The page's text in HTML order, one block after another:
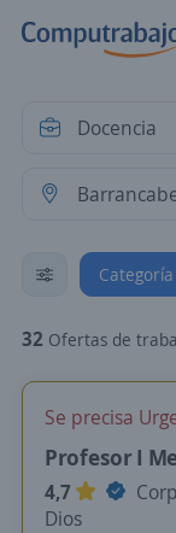
Categoría
32 Ofertas de trabajo de
Se precisa
Profesor I
4,7
Dios